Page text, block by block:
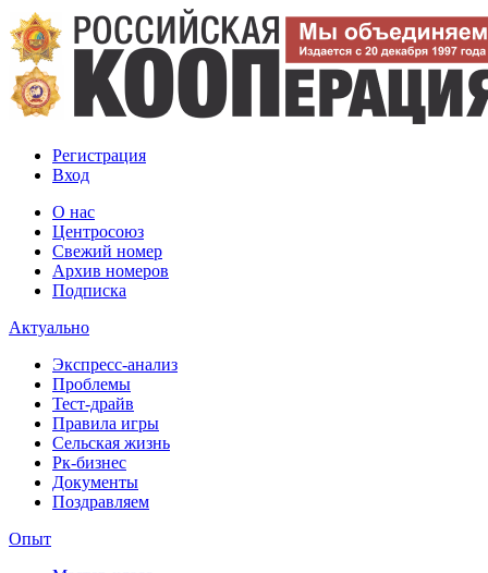
Регистрация
Вход
О нас
Центросоюз
Свежий номер
Архив номеров
Подписка
Актуально
Экспресс-анализ
Проблемы
Тест-драйв
Правила игры
Сельская жизнь
Рк-бизнес
Документы
Поздравляем
Опыт